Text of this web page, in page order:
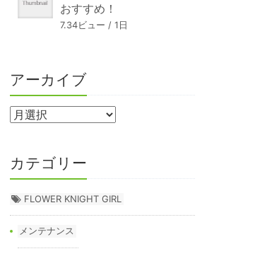
おすすめ！
7.34ビュー / 1日
アーカイブ
カテゴリー
FLOWER KNIGHT GIRL
メンテナンス